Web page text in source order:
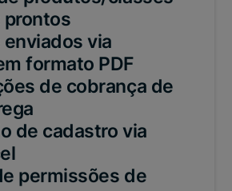
prontos
via
formato PDF
de cobrança de
de cadastro via
permissões de